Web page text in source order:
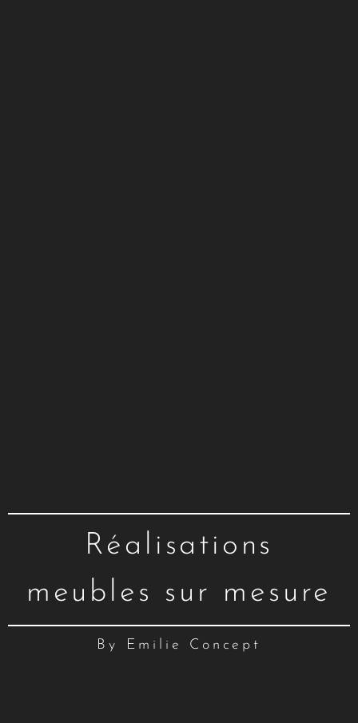
Réalisations
meubles sur mesure
By Emilie Concept